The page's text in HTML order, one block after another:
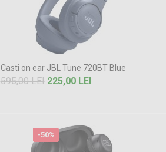
Casti on ear JBL Tune 720BT Blue
595,00 LEI 225,00 LEI
-50%